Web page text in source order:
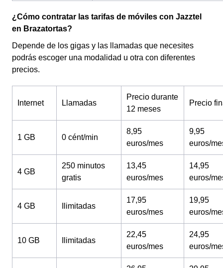
¿Cómo contratar las tarifas de móviles con Jazztel
en Brazatortas?
Depende de los gigas y las llamadas que necesites
podrás escoger una modalidad u otra con diferentes
precios.
Internet Llamadas
Precio durante
12 meses
Precio
1 GB 0 cént/min
8,95
euros/mes
9,95
euros/
4 GB
250 minutos
gratis
13,45
euros/mes
14,95
euros/
4 GB Ilimitadas
17,95
euros/mes
19,95
euros/
10 GB Ilimitadas
22,45
euros/mes
24,95
euros/